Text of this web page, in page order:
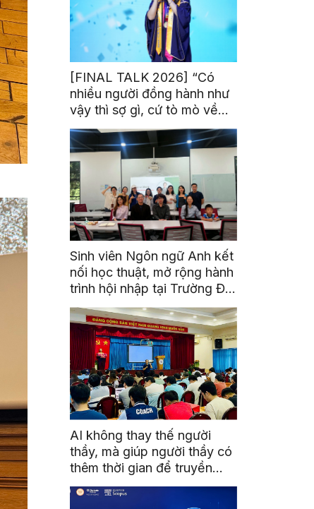
[FINAL TALK 2026] “Có
nhiều người đồng hành như
vậy thì sợ gì, cứ tò mò về
thế giới thôi”
Sinh viên Ngôn ngữ Anh kết
nối học thuật, mở rộng hành
trình hội nhập tại Trường Đại
học Quốc gia Malaysia
AI không thay thế người
thầy, mà giúp người thầy có
thêm thời gian để truyền
cảm hứng